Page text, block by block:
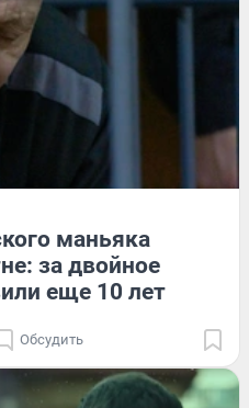
маньяка
за двойное
еще 10 лет
Обсудить